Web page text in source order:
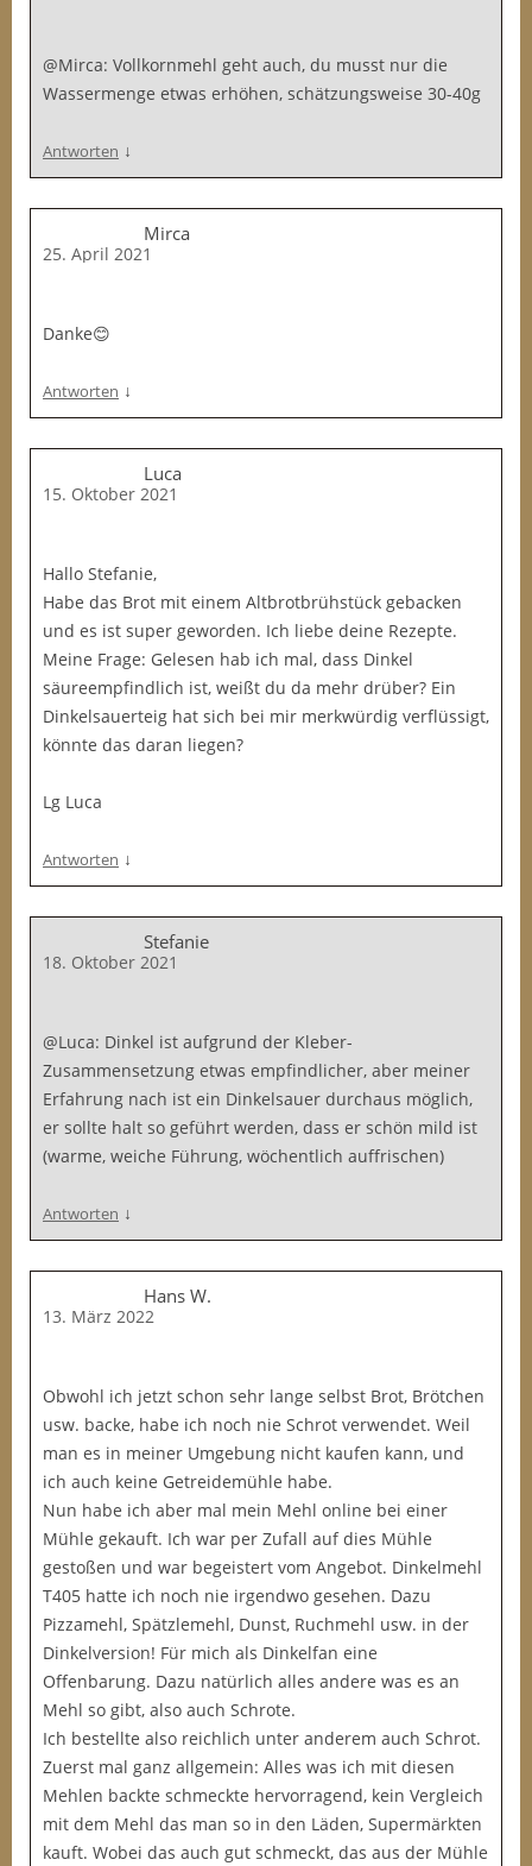
@Mirca: Vollkornmehl geht auch, du musst nur die
Wassermenge etwas erhöhen, schätzungsweise 30-40g
Antworten ↓
Mirca
25. April 2021
Danke😊
Antworten ↓
Luca
15. Oktober 2021
Hallo Stefanie,
Habe das Brot mit einem Altbrotbrühstück gebacken
und es ist super geworden. Ich liebe deine Rezepte.
Meine Frage: Gelesen hab ich mal, dass Dinkel
säureempfindlich ist, weißt du da mehr drüber? Ein
Dinkelsauerteig hat sich bei mir merkwürdig verflüssigt,
könnte das daran liegen?
Lg Luca
Antworten ↓
Stefanie
18. Oktober 2021
@Luca: Dinkel ist aufgrund der Kleber-
Zusammensetzung etwas empfindlicher, aber meiner
Erfahrung nach ist ein Dinkelsauer durchaus möglich,
er sollte halt so geführt werden, dass er schön mild ist
(warme, weiche Führung, wöchentlich auffrischen)
Antworten ↓
Hans W.
13. März 2022
Obwohl ich jetzt schon sehr lange selbst Brot, Brötchen
usw. backe, habe ich noch nie Schrot verwendet. Weil
man es in meiner Umgebung nicht kaufen kann, und
ich auch keine Getreidemühle habe.
Nun habe ich aber mal mein Mehl online bei einer
Mühle gekauft. Ich war per Zufall auf dies Mühle
gestoßen und war begeistert vom Angebot. Dinkelmehl
T405 hatte ich noch nie irgendwo gesehen. Dazu
Pizzamehl, Spätzlemehl, Dunst, Ruchmehl usw. in der
Dinkelversion! Für mich als Dinkelfan eine
Offenbarung. Dazu natürlich alles andere was es an
Mehl so gibt, also auch Schrote.
Ich bestellte also reichlich unter anderem auch Schrot.
Zuerst mal ganz allgemein: Alles was ich mit diesen
Mehlen backte schmeckte hervorragend, kein Vergleich
mit dem Mehl das man so in den Läden, Supermärkten
kauft. Wobei das auch gut schmeckt, das aus der Mühle